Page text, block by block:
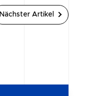
Nächster Artikel